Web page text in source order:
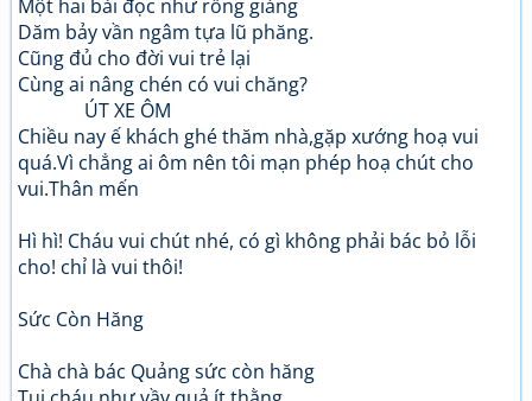
Một hai bài đọc như rồng giáng
Dăm bảy vần ngâm tựa lũ phăng.
Cũng đủ cho đời vui trẻ lại
Cùng ai nâng chén có vui chăng?
ÚT XE ÔM
Chiều nay ế khách ghé thăm nhà,gặp xướng hoạ vui
quá.Vì chẳng ai ôm nên tôi mạn phép hoạ chút cho
vui.Thân mến
Hì hì! Cháu vui chút nhé, có gì không phải bác bỏ lỗi
cho! chỉ là vui thôi!
Sức Còn Hăng
Chà chà bác Quảng sức còn hăng